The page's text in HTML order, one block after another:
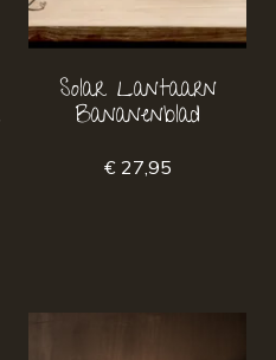
Solar Lantaarn
Bananenblad
€ 27,95